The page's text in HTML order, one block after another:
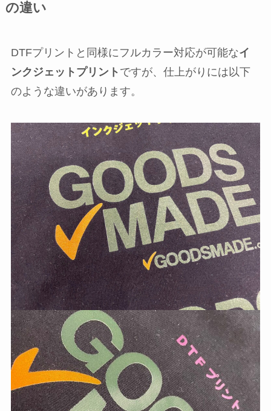
の違い
DTFプリントと同様にフルカラー対応が可能なイ
ンクジェットプリント ですが、仕上がりには以下
のような違いがあります。